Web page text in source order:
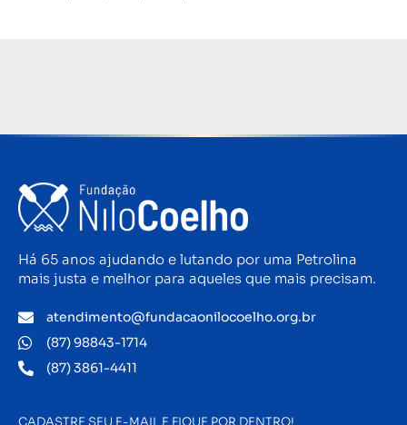
Há 65 anos ajudando e lutando por uma Petrolina
mais justa e melhor para aqueles que mais precisam.
atendimento@fundacaonilocoelho.org.br
(87) 98843-1714
(87) 3861-4411
CADASTRE SEU E-MAIL E FIQUE POR DENTRO!